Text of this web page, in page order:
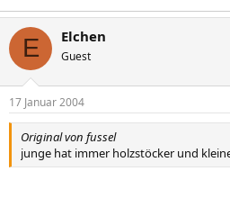
E Elchen
Guest
17 Januar 2004
Original von fussel
junge hat immer holzstöcker und